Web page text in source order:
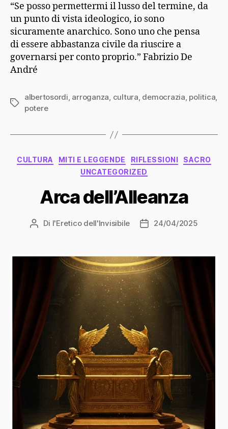
“Se posso permettermi il lusso del termine, da
un punto di vista ideologico, io sono
sicuramente anarchico. Sono uno che pensa
di essere abbastanza civile da riuscire a
governarsi per conto proprio.” Fabrizio De
André
Tag
albertosordi, arroganza, cultura, democrazia, politica,
potere
Categorie
CULTURA MITI E LEGGENDE RIFLESSIONI
SACRO
UNCATEGORIZED
Arca dell’Alleanza
Autore
Di l'Eretico dell'Invisibile
Data24/04/2025